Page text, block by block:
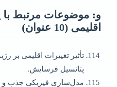
و: موضوعات مرتبط با
اقلیمی (10 عنوان)
تأثیر تغییرات اقلیمی بر
پتانسیل فرسایش.
مدل‌سازی فیزیکی جذب و